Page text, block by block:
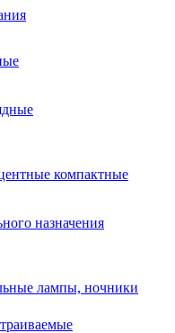
компактные
назначения
лампы, ночники